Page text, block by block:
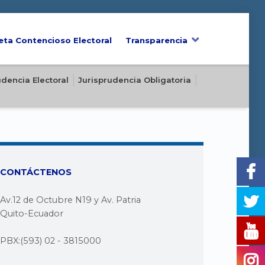
Contencioso Electoral Transparencia
Electoral Jurisprudencia Obligatoria
CONTÁCTENOS
Av.12 de Octubre N19 y Av. Patria
Quito-Ecuador
PBX:(593) 02 - 3815000